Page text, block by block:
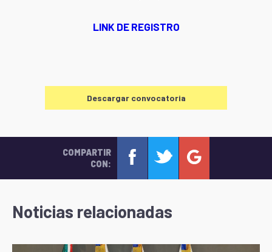
LINK DE REGISTRO
Descargar convocatoria
COMPARTIR
CON:
Noticias relacionadas